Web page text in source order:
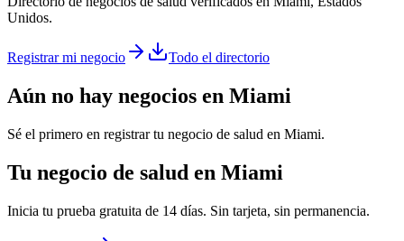
Unidos.
Registrar mi negocio Todo el directorio
Aún no hay negocios en Miami
Sé el primero en registrar tu negocio de salud en Miami.
Tu negocio de salud en Miami
Inicia tu prueba gratuita de 14 días. Sin tarjeta, sin permanencia.